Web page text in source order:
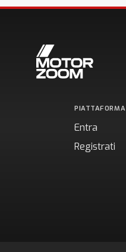
PIATTAFORMA
Entra
Registrati